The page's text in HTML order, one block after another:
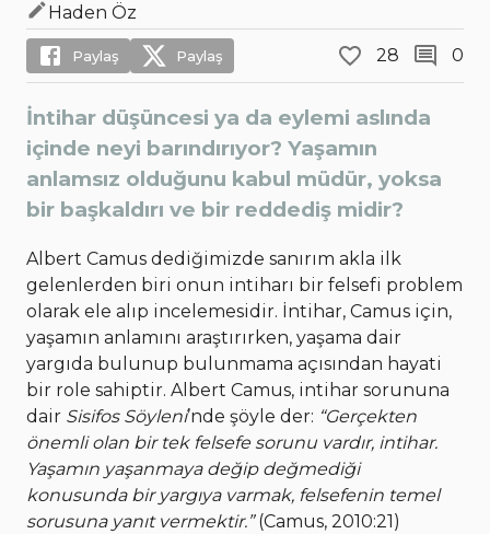
Haden Öz
Paylaş Paylaş 28 0
İntihar düşüncesi ya da eylemi aslında
içinde neyi barındırıyor? Yaşamın
anlamsız olduğunu kabul müdür, yoksa
bir başkaldırı ve bir reddediş midir?
Albert Camus dediğimizde sanırım akla ilk
gelenlerden biri onun intiharı bir felsefi problem
olarak ele alıp incelemesidir. İntihar, Camus için,
yaşamın anlamını araştırırken, yaşama dair
yargıda bulunup bulunmama açısından hayati
bir role sahiptir. Albert Camus, intihar sorununa
dair Sisifos Söyleni’nde şöyle der: “Gerçekten
önemli olan bir tek felsefe sorunu vardır, intihar.
Yaşamın yaşanmaya değip değmediği
konusunda bir yargıya varmak, felsefenin temel
sorusuna yanıt vermektir.”(Camus, 2010:21)